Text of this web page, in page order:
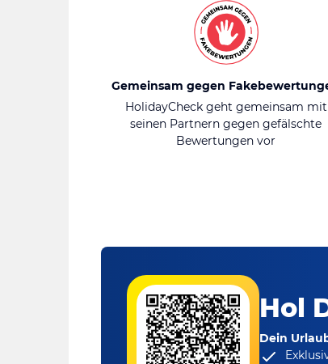
Gemeinsam gegen
HolidayCheck geht gemeinsam mit
seinen Partnern gegen gefälschte
Bewertungen vor
Hol
Dein